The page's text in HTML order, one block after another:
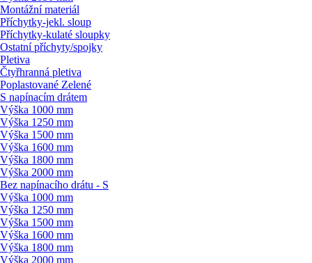
Montážní materiál
Příchytky-jekl. sloup
Příchytky-kulaté sloupky
Ostatní příchyty/spojky
Pletiva
Čtyřhranná pletiva
Poplastované Zelené
S napínacím drátem
Výška 1000 mm
Výška 1250 mm
Výška 1500 mm
Výška 1600 mm
Výška 1800 mm
Výška 2000 mm
Bez napínacího drátu - S
Výška 1000 mm
Výška 1250 mm
Výška 1500 mm
Výška 1600 mm
Výška 1800 mm
Výška 2000 mm